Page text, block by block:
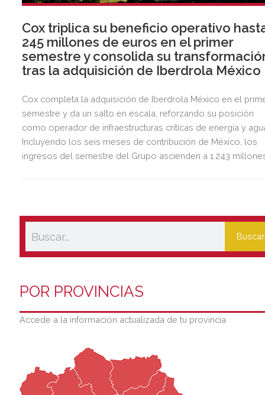
Cox triplica su beneficio operativo
245 millones de euros en el primer
semestre y consolida su
tras la adquisición de Iberdrola México
Cox completa la adquisición de Iberdrola México en el
semestre y da un salto en escala, reforzando su posición
como operador de infraestructuras críticas de energía y
Incluyendo los seis meses de contribución de México, los
ingresos del semestre del Grupo ascienden a 1.243
Buscar
POR PROVINCIAS
Accede a la información actualizada de tu provincia